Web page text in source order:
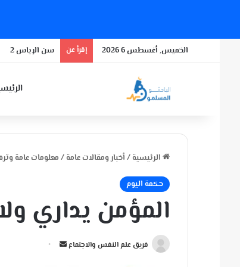
الخميس, أغسطس 6 2026 إقرأ عن سن الإياس 2
الرئيسية / أخبار ومقالات عامة / معلومات عامة
حكمة اليوم
المؤمن يداري
فريق علم النفس والاجتماع
أ